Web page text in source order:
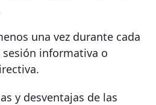
una vez durante cada
informativa o
y desventajas de las